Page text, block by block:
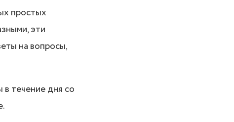
простых
эти
на вопросы,
течение дня со